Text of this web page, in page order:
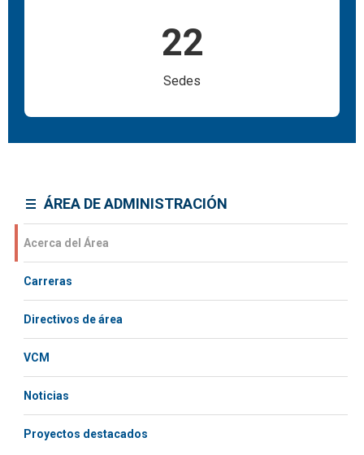
22
Sedes
ÁREA DE ADMINISTRACIÓN
Acerca del Área
Carreras
Directivos de área
VCM
Noticias
Proyectos destacados